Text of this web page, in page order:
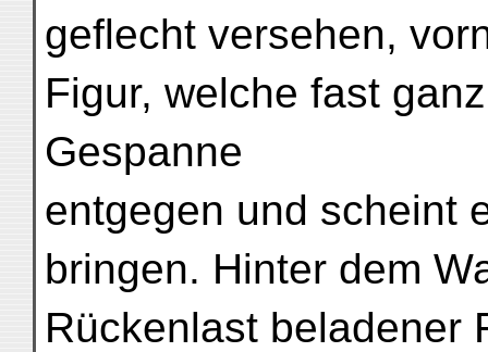
geflecht versehen,
Figur, welche fast
Gespanne
entgegen und scheint
bringen. Hinter dem
Rückenlast beladener